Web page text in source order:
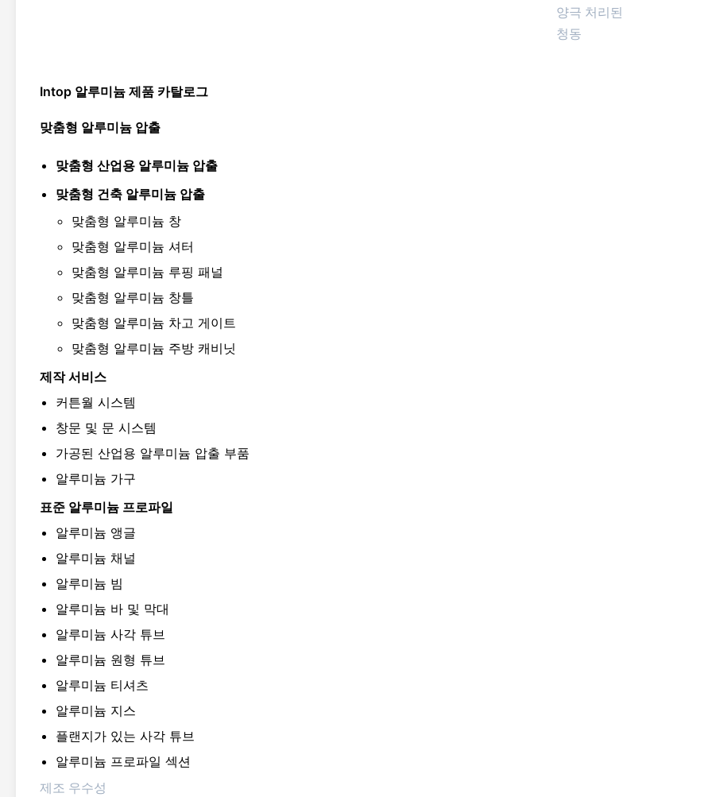
양극 처리된
청동
Intop 알루미늄 제품 카탈로그
맞춤형 알루미늄 압출
맞춤형 산업용 알루미늄 압출
맞춤형 건축 알루미늄 압출
맞춤형 알루미늄 창
맞춤형 알루미늄 셔터
맞춤형 알루미늄 루핑 패널
맞춤형 알루미늄 창틀
맞춤형 알루미늄 차고 게이트
맞춤형 알루미늄 주방 캐비닛
제작 서비스
커튼월 시스템
창문 및 문 시스템
가공된 산업용 알루미늄 압출 부품
알루미늄 가구
표준 알루미늄 프로파일
알루미늄 앵글
알루미늄 채널
알루미늄 빔
알루미늄 바 및 막대
알루미늄 사각 튜브
알루미늄 원형 튜브
알루미늄 티셔츠
알루미늄 지스
플랜지가 있는 사각 튜브
알루미늄 프로파일 섹션
제조 우수성